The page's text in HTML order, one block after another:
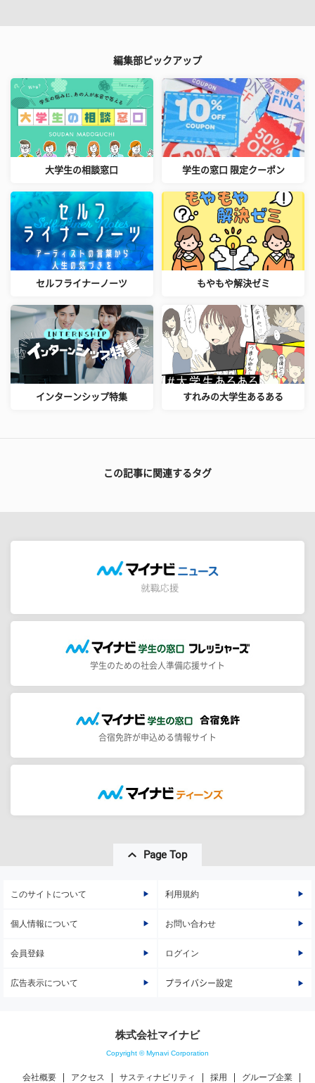
編集部ピックアップ
大学生の相談窓口 学生の窓口 限定クーポン
セルフライナーノーツ もやもや解決ゼミ
インターンシップ特集 すれみの大学生あるある
この記事に関連するタグ
学生のための社会人準備応援サイト
合宿免許が申込める情報サイト
Page Top
このサイトについて 利用規約
個人情報について お問い合わせ
会員登録 ログイン
広告表示について プライバシー設定
株式会社マイナビ
Copyright © Mynavi Corporation
会社概要 アクセス サスティナビリティ 採用 グループ企業